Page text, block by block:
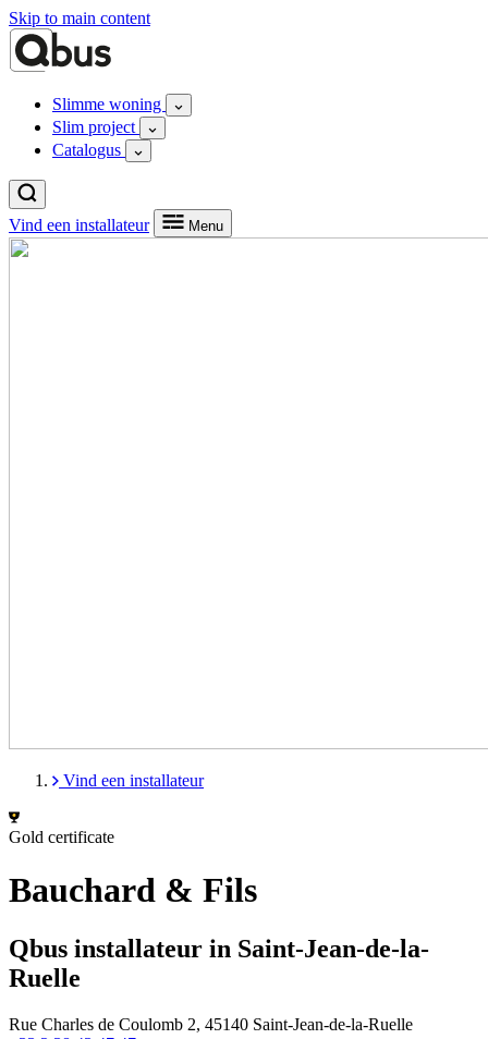
Skip to main content
Slimme woning
Slim project
Catalogus
Vind een installateur Menu
Vind een installateur
Gold certificate
Bauchard & Fils
Qbus installateur in Saint-Jean-de-la-
Ruelle
Rue Charles de Coulomb 2, 45140 Saint-Jean-de-la-Ruelle